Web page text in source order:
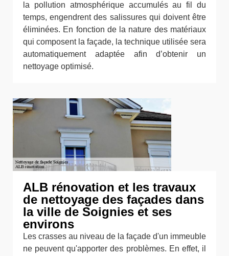
la pollution atmosphérique accumulés au fil du
temps, engendrent des salissures qui doivent être
éliminées. En fonction de la nature des matériaux
qui composent la façade, la technique utilisée sera
automatiquement adaptée afin d’obtenir un
nettoyage optimisé.
ALB rénovation et les travaux
de nettoyage des façades dans
la ville de Soignies et ses
environs
Les crasses au niveau de la façade d'un immeuble
ne peuvent qu'apporter des problèmes. En effet, il